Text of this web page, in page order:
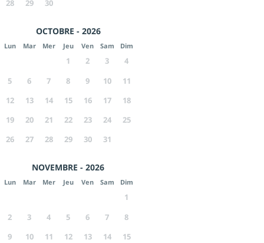
28 29 30
OCTOBRE - 2026
Lun Mar Mer Jeu Ven Sam Dim
1 2 3
4
5
6 7 8 9 10
11
12
13 14 15 16 17
18
19
20 21 22 23 24
25
26
27 28 29 30 31
NOVEMBRE - 2026
Lun Mar Mer Jeu Ven Sam Dim
1
2
3 4 5 6 7
8
9
10 11 12 13 14
15